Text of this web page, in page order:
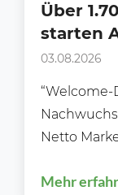
Über
starten
Marken-
03.08.2026
“Welcome-
Netto
Mehr